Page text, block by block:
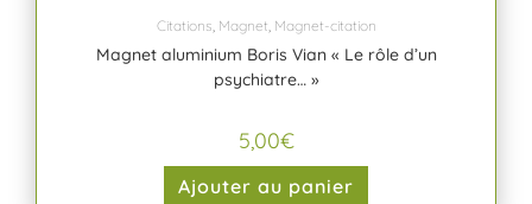
Citations, Magnet, Magnet-citation
Magnet aluminium Boris Vian « Le rôle d’un
psychiatre… »
5,00€
Ajouter au panier